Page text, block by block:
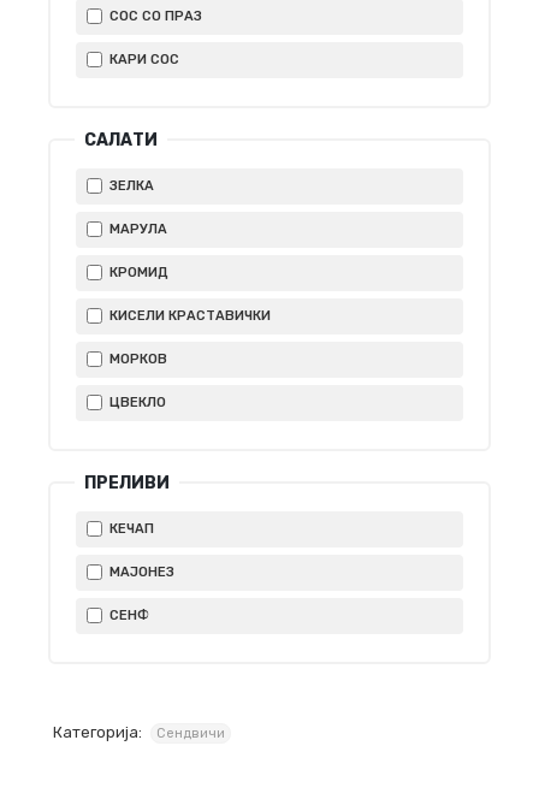
СОС СО ПРАЗ
КАРИ СОС
САЛАТИ
ЗЕЛКА
МАРУЛА
КРОМИД
КИСЕЛИ КРАСТАВИЧКИ
МОРКОВ
ЦВЕКЛО
ПРЕЛИВИ
КЕЧАП
МАЈОНЕЗ
СЕНФ
Категорија: Сендвичи